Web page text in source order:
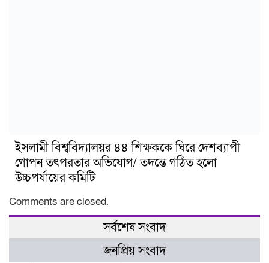
ইসলামী বিশ্ববিদ্যালয়র ৪৪ শিক্ষককে ঘিরে দেশব্যাপী
গোপন তৎপরতার অভিযোগ/ তদন্তে গঠিত হলো
উচ্চপর্যায়ের কমিটি
Comments are closed.
সর্বশেষ সংবাদ
জনপ্রিয় সংবাদ